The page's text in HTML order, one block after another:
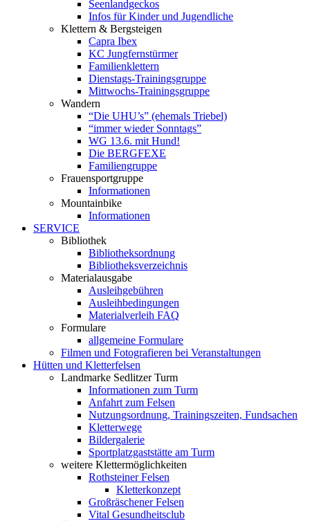
Seenlandgeckos
Infos für Kinder und Jugendliche
Klettern & Bergsteigen
Capra Ibex
KC Jungfernstürmer
Familienklettern
Dienstags-Trainingsgruppe
Mittwochs-Trainingsgruppe
Wandern
“Die UHU’s” (ehemals Triebel)
“immer wieder Sonntags”
WG 13.6. mit Hund!
Die BERGFEXE
Familiengruppe
Frauensportgruppe
Informationen
Mountainbike
Informationen
SERVICE
Bibliothek
Bibliotheksordnung
Bibliotheksverzeichnis
Materialausgabe
Ausleihgebühren
Ausleihbedingungen
Materialverleih FAQ
Formulare
allgemeine Formulare
Filmen und Fotografieren bei Veranstaltungen
Hütten und Kletterfelsen
Landmarke Sedlitzer Turm
Informationen zum Turm
Anfahrt zum Felsen
Nutzungsordnung, Trainingszeiten, Fundsachen
Kletterwege
Bildergalerie
Sportplatzgaststätte am Turm
weitere Klettermöglichkeiten
Rothsteiner Felsen
Kletterkonzept
Großräschener Felsen
Vital Gesundheitsclub